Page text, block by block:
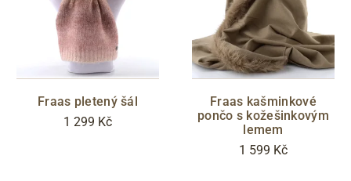
Fraas pletený šál
1 299 Kč
Fraas kašminkové
pončo s kožešinkovým
lemem
1 599 Kč